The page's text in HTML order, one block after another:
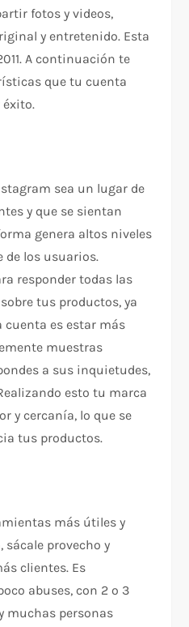
fotos y videos,
y entretenido. Esta
A continuación te
que tu cuenta
éxito.
sea un lugar de
y que se sientan
genera altos niveles
de los usuarios.
responder todas las
tus productos, ya
cuenta es estar más
muestras
a sus inquietudes,
esto tu marca
y cercanía, lo que se
tus productos.
más útiles y
sácale provecho y
clientes. Es
abuses, con 2 o 3
muchas personas